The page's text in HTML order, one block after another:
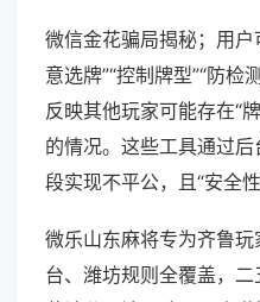
微信金花骗局揭秘；用
意选牌”“控制牌型”“防检
反映其他玩家可能存在“
的情况。这些工具通过
段实现不平公，且“安全性
微乐山东麻将专为齐鲁
台、潍坊规则全覆盖，